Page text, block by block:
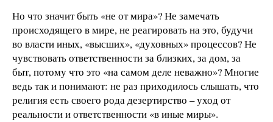
Но что значит быть «не от мира»? Не замечать
происходящего в мире, не реагировать на это, будучи
во власти иных, «высших», «духовных» процессов? Не
чувствовать ответственности за близких, за дом, за
быт, потому что это «на самом деле неважно»? Многие
ведь так и понимают: не раз приходилось слышать, что
религия есть своего рода дезертирство – уход от
реальности и ответственности «в иные миры».